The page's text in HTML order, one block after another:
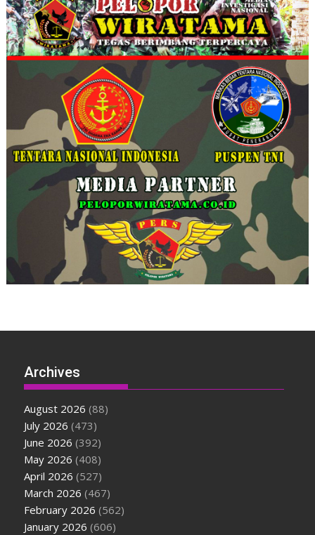
Archives
August 2026 (88)
July 2026 (473)
June 2026 (392)
May 2026 (408)
April 2026 (527)
March 2026 (467)
February 2026 (562)
January 2026 (606)